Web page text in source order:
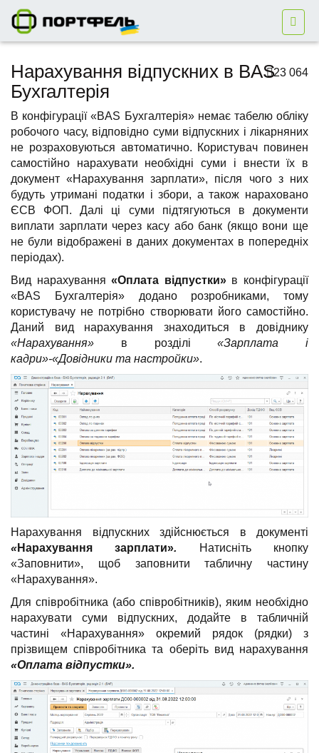
Нарахування відпускних в BAS
Бухгалтерія
23 064
В конфігурації «BAS Бухгалтерія» немає табелю обліку
робочого часу, відповідно суми відпускних і лікарняних
не розраховуються автоматично. Користувач повинен
самостійно нарахувати необхідні суми і внести їх в
документ «Нарахування зарплати», після чого з них
будуть утримані податки і збори, а також нараховано
ЄСВ ФОП. Далі ці суми підтягуються в документи
виплати зарплати через касу або банк (якщо вони ще
не були відображені в даних документах в попередніх
періодах).
Вид нарахування«Оплата відпустки»в конфігурації
«BAS Бухгалтерія» додано розробниками, тому
користувачу не потрібно створювати його самостійно.
Даний вид нарахування знаходиться в довіднику
«Нарахування» в розділі«Зарплата і
кадри»-«Довідники та настройки».
Нарахування відпускних здійснюється в документі
«Нарахування зарплати».
Натисніть кнопку
«Заповнити», щоб заповнити табличну частину
«Нарахування».
Для співробітника (або співробітників), яким необхідно
нарахувати суми відпускних, додайте в табличній
частині «Нарахування» окремий рядок (рядки) з
прізвищем співробітника та оберіть вид нарахування
«Оплата відпустки».